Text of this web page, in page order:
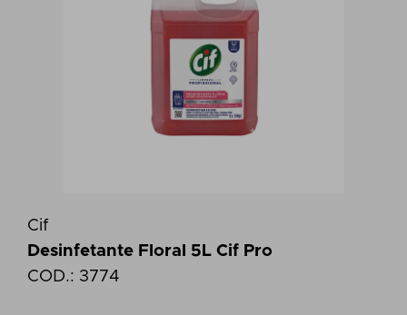
Cif
Desinfetante Floral 5L Cif Pro
COD.: 3774